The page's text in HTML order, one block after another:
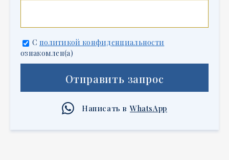
С политикой конфиденциальности
ознакомлен(а)
Отправить запрос
Написать в WhatsApp